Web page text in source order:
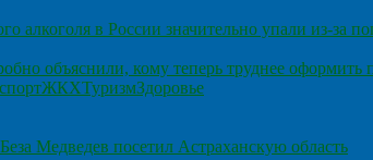
алкоголя в России значительно упали из-за
объяснили, кому теперь труднее оформить
ЖКХТуризмЗдоровье
Медведев посетил Астраханскую область